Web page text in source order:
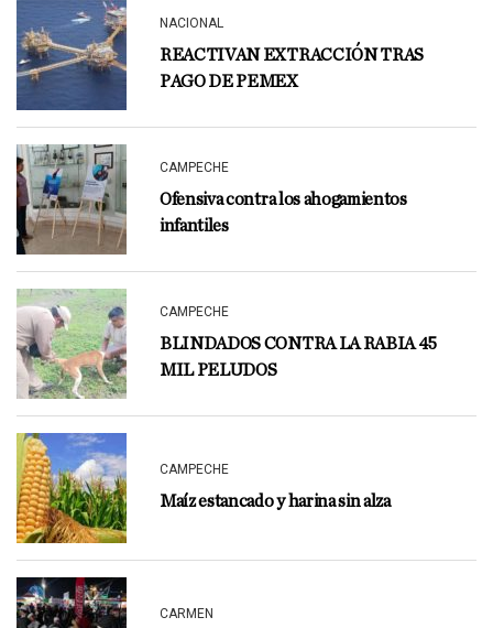
NACIONAL
REACTIVAN EXTRACCIÓN TRAS
PAGO DE PEMEX
CAMPECHE
Ofensiva contra los ahogamientos
infantiles
CAMPECHE
BLINDADOS CONTRA LA RABIA 45
MIL PELUDOS
CAMPECHE
Maíz estancado y harina sin alza
CARMEN